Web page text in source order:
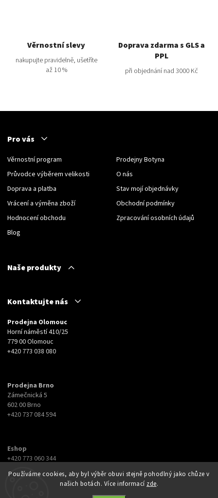
Používáme cookies, aby byl výběr obuvi stejně pohodlný jako chůze v
našich botách. Více informací zde.
Věrnostní slevy
nakupujte pravidelně, ušetříte
až 10 %
Doprava zdarma s GLS a
PPL
při objednání nad 3000 Kč
Pro vás
Věrnostní program
Průvodce výběrem velikosti
Doprava a platba
Vrácení a výměna zboží
Hodnocení obchodu
Blog
Prodejny Botyna
O nás
Stav mojí objednávky
Obchodní podmínky
Zpracování osobních údajů
Naše produkty
Kontaktujte nás
Prodejna Olomouc
Horní náměstí 410/25
779 00 Olomouc
+420 773 038 080
Prodejna Brno
Zámečnická 5
602 00 Brno
+420 737 084 594
Eshop
+420 773 060 344
eshop@botyna.cz